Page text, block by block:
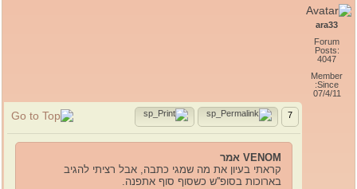
ara33
Forum
Posts:
4047
Member
Since:
07/4/11
7
VENOM אמר
קראתי בעיון את מה שמגי כתבה, אבל רציתי להגיב
בארוכות בסופ''ש כשסוף סוף אתפנה.